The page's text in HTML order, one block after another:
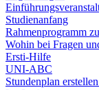
Studienanfang
Rahmenprogramm
Wohin bei Fragen
Ersti-Hilfe
UNI-ABC
Stundenplan